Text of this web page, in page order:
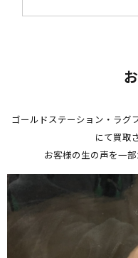
ゴールドステーション・ラグ
にて買取
お客様の生の声を一